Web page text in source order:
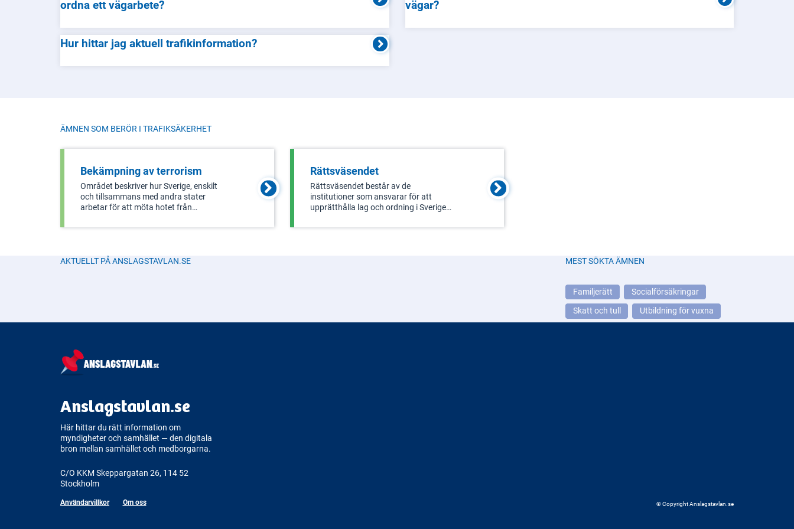
ordna ett vägarbete?
vägar?
Hur hittar jag aktuell trafikinformation?
ÄMNEN SOM BERÖR I TRAFIKSÄKERHET
Bekämpning av terrorism
Området beskriver hur Sverige, enskilt
och tillsammans med andra stater
arbetar för att möta hotet från
frågor om lagstiftning mot
Rättsväsendet
Rättsväsendet består av de
institutioner som ansvarar för att
upprätthålla lag och ordning i Sverige,
och kriminalvård. De arbetar med att
AKTUELLT PÅ ANSLAGSTAVLAN.SE MEST SÖKTA ÄMNEN
Familjerätt
Socialförsäkringar
Skatt och tull
Utbildning för vuxna
Anslagstavlan.se
Här hittar du rätt information om
myndigheter och samhället — den digitala
bron mellan samhället och medborgarna.
C/O KKM Skeppargatan 26, 114 52
Stockholm
Användarvillkor Om oss © Copyright Anslagstavlan.se